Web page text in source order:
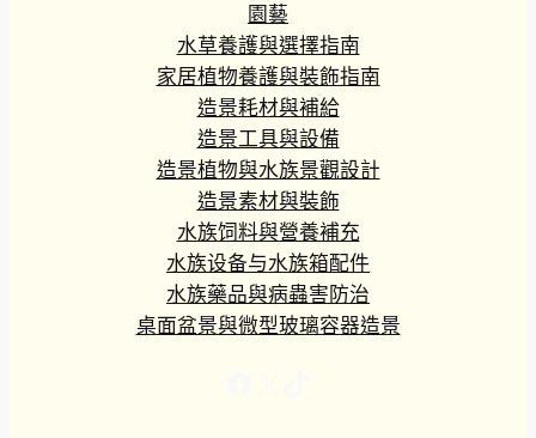
園藝
水草養護與選擇指南
家居植物養護與裝飾指南
造景耗材與補給
造景工具與設備
造景植物與水族景觀設計
造景素材與裝飾
水族饲料與營養補充
水族设备与水族箱配件
水族藥品與病蟲害防治
桌面盆景與微型玻璃容器造景